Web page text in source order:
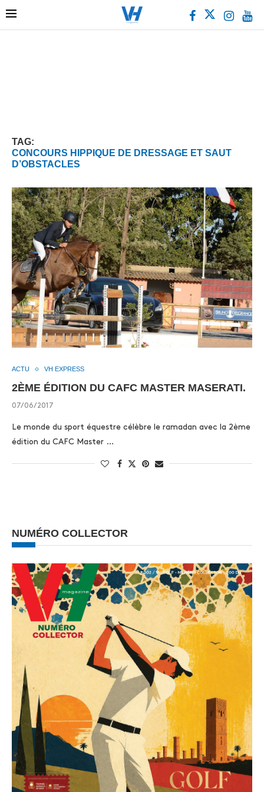
TAG:
CONCOURS HIPPIQUE DE DRESSAGE ET SAUT
D’OBSTACLES
ACTU VH EXPRESS
2ÈME ÉDITION DU CAFC MASTER MASERATI.
07/06/2017
Le monde du sport équestre célèbre le ramadan avec la 2ème
édition du CAFC Master …
NUMÉRO COLLECTOR